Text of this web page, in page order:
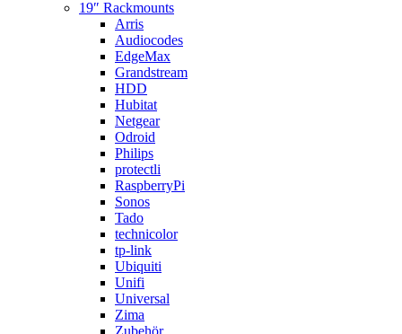
19″ Rackmounts
Arris
Audiocodes
EdgeMax
Grandstream
HDD
Hubitat
Netgear
Odroid
Philips
protectli
RaspberryPi
Sonos
Tado
technicolor
tp-link
Ubiquiti
Unifi
Universal
Zima
Zubehör